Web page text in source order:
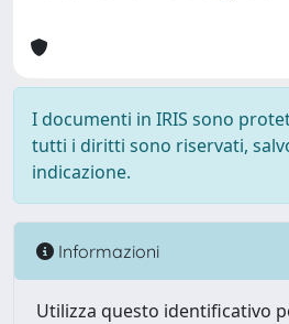
I documenti in IRIS sono
tutti i diritti sono riservati,
indicazione.
Informazioni
Utilizza questo identificativo